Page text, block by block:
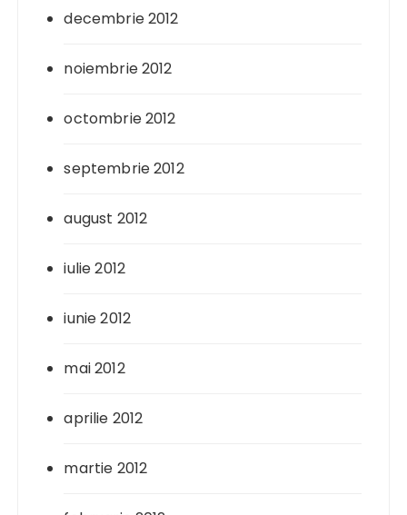
decembrie 2012
noiembrie 2012
octombrie 2012
septembrie 2012
august 2012
iulie 2012
iunie 2012
mai 2012
aprilie 2012
martie 2012